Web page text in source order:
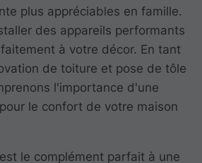
plus appréciables en famille.
des appareils performants
à votre décor. En tant
de toiture et pose de tôle
l'importance d'une
le confort de votre maison
le complément parfait à une